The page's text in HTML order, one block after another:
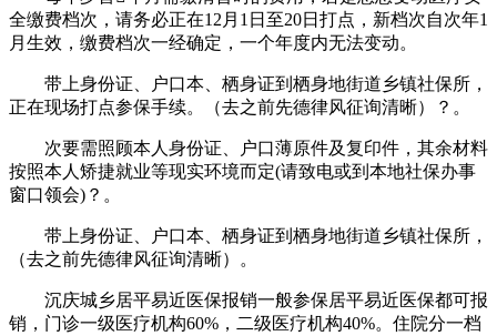
全缴费档次，请务必正在12月1日至20日打点，新档次自次年1
月生效，缴费档次一经确定，一个年度内无法变动。
带上身份证、户口本、栖身证到栖身地街道乡镇社保所，
正在现场打点参保手续。（去之前先德律风征询清晰）？。
次要需照顾本人身份证、户口薄原件及复印件，其余材料
按照本人矫捷就业等现实环境而定(请致电或到本地社保办事
窗口领会)？。
带上身份证、户口本、栖身证到栖身地街道乡镇社保所，
（去之前先德律风征询清晰）。
沉庆城乡居平易近医保报销一般参保居平易近医保都可报
销，门诊一级医疗机构60%，二级医疗机构40%。住院分一档